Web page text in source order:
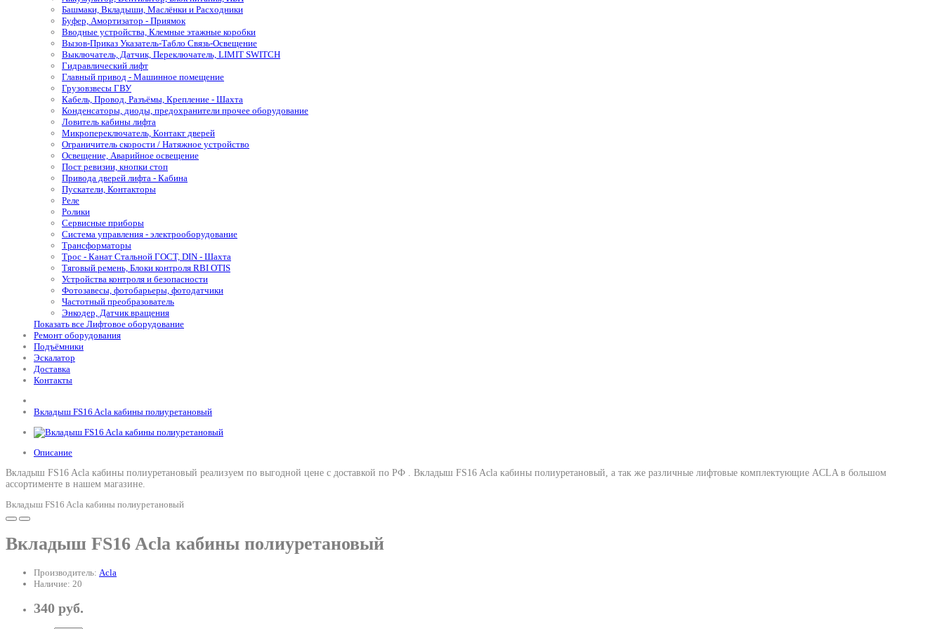
Башмаки, Вкладыши, Маслёнки и Расходники
Буфер, Амортизатор - Приямок
Вводные устройства, Клемные этажные коробки
Вызов-Приказ Указатель-Табло Связь-Освещение
Выключатель, Датчик, Переключатель, LIMIT SWITCH
Гидравлический лифт
Главный привод - Машинное помещение
Грузовзвесы ГВУ
Кабель, Провод, Разъёмы, Крепление - Шахта
Конденсаторы, диоды, предохранители прочее оборудование
Ловитель кабины лифта
Микропереключатель, Контакт дверей
Ограничитель скорости / Натяжное устройство
Освещение, Аварийное освещение
Пост ревизии, кнопки стоп
Привода дверей лифта - Кабина
Пускатели, Контакторы
Реле
Ролики
Сервисные приборы
Система управления - электрооборудование
Трансформаторы
Трос - Канат Стальной ГОСТ, DIN - Шахта
Тяговый ремень, Блоки контроля RBI OTIS
Устройства контроля и безопасности
Фотозавесы, фотобарьеры, фотодатчики
Частотный преобразователь
Энкодер, Датчик вращения
Показать все Лифтовое оборудование
Ремонт оборудования
Подъёмники
Эскалатор
Доставка
Контакты
Вкладыш FS16 Acla кабины полиуретановый
Описание
Вкладыш FS16 Acla кабины полиуретановый реализуем по выгодной цене с доставкой по РФ . Вкладыш FS16 Acla кабины полиуретановый, а так же различные лифтовые комплектующие ACLA в большом
ассортименте в нашем магазине.
Вкладыш FS16 Acla кабины полиуретановый
Вкладыш FS16 Acla кабины полиуретановый
Производитель: Acla
Наличие: 20
340 руб.